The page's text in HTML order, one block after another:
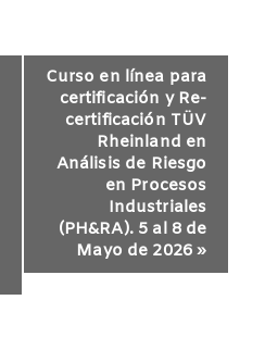
Curso en línea para
certificación y Re-
certificación TÜV
Rheinland en
Análisis de Riesgo
en Procesos
Industriales
(PH&RA). 5 al 8 de
Mayo de 2026»